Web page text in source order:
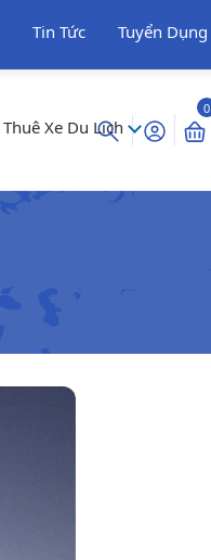
Tin Tức Tuyển Dụng
Thuê Xe Du Lịch
0